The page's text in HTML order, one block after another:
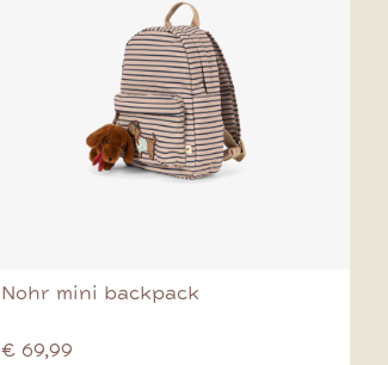
Nohr mini backpack
€ 69,99